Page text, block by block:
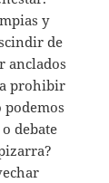
y
de
anclados
prohibir
podemos
debate